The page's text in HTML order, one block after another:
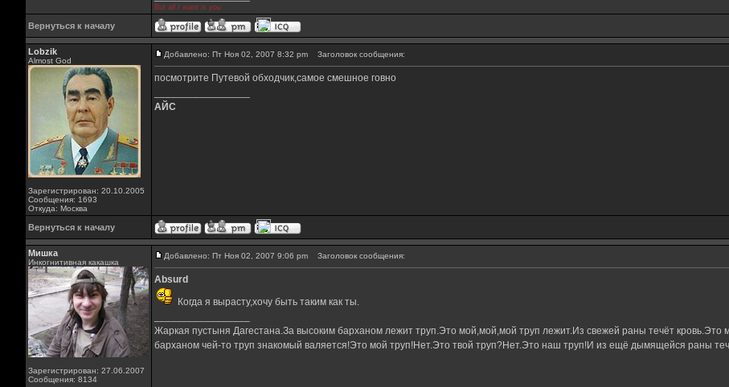
But all I want is you
Вернуться к началу
Lobzik
Almost God
Зарегистрирован: 20.10.2005
Сообщения: 1693
Откуда: Москва
Добавлено: Пт Ноя 02, 2007 8:32 pm Заголовок сообщения:
посмотрите Путевой обходчик,самое смешное говно
АЙС
Вернуться к началу
Мишка
Инкогнитивная какашка
Зарегистрирован: 27.06.2007
Сообщения: 8134
Добавлено: Пт Ноя 02, 2007 9:06 pm Заголовок сообщения:
Absurd
Когда я вырасту,хочу быть таким как ты.
Жаркая пустыня Дагестана.За высоким барханом лежит труп.Это мой,мой,мой труп лежит.Из свежей раны течёт кровь.Это
барханом чей-то труп знакомый валяется!Это мой труп!Нет.Это твой труп?Нет.Это наш труп!И из ещё дымящейся раны